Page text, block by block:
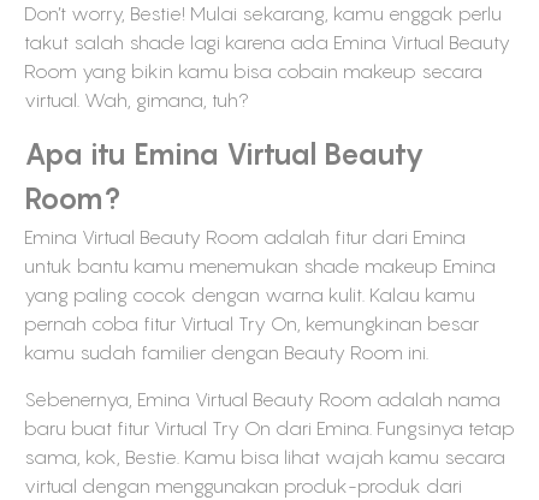
Don’t worry, Bestie! Mulai sekarang, kamu enggak perlu
takut salah shade lagi karena ada Emina Virtual Beauty
Room yang bikin kamu bisa cobain makeup secara
virtual. Wah, gimana, tuh?
Apa itu Emina Virtual Beauty
Room?
Emina Virtual Beauty Room adalah fitur dari Emina
untuk bantu kamu menemukan shade makeup Emina
yang paling cocok dengan warna kulit. Kalau kamu
pernah coba fitur Virtual Try On, kemungkinan besar
kamu sudah familier dengan Beauty Room ini.
Sebenernya, Emina Virtual Beauty Room adalah nama
baru buat fitur Virtual Try On dari Emina. Fungsinya tetap
sama, kok, Bestie. Kamu bisa lihat wajah kamu secara
virtual dengan menggunakan produk-produk dari